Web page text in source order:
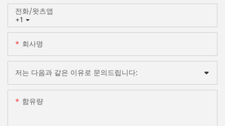
+1
전화/왓츠앱
회사명
저는 다음과 같은 이유로 문의드립니다:
함유량